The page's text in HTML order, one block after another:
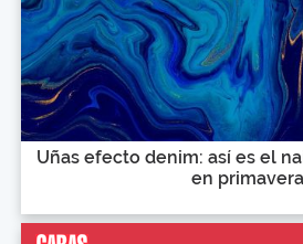
Uñas efecto denim: así es el
en primavera